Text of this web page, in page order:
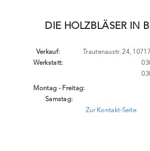
DIE HOLZBLÄSER IN
Trautenaustr. 24,
Verkauf:
Werkstatt:
Montag - Freitag:
Samstag:
Zur Kontakt-Seite